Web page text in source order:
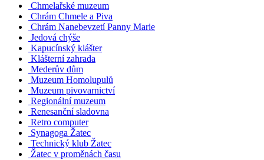
Chmelařské muzeum
Chrám Chmele a Piva
Chrám Nanebevzetí Panny Marie
Jedová chýše
Kapucínský klášter
Klášterní zahrada
Mederův dům
Muzeum Homolupulů
Muzeum pivovarnictví
Regionální muzeum
Renesanční sladovna
Retro computer
Synagoga Žatec
Technický klub Žatec
Žatec v proměnách času